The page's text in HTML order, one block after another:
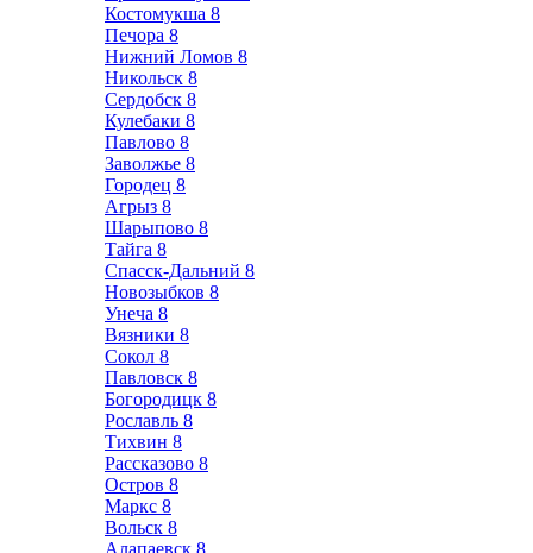
Костомукша 8
Печора 8
Нижний Ломов 8
Никольск 8
Сердобск 8
Кулебаки 8
Павлово 8
Заволжье 8
Городец 8
Агрыз 8
Шарыпово 8
Тайга 8
Спасск-Дальний 8
Новозыбков 8
Унеча 8
Вязники 8
Сокол 8
Павловск 8
Богородицк 8
Рославль 8
Тихвин 8
Рассказово 8
Остров 8
Маркс 8
Вольск 8
Алапаевск 8